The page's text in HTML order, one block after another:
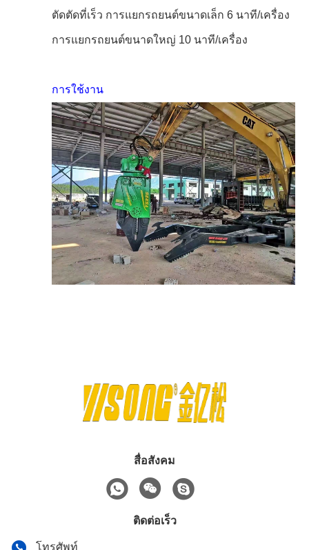
ตัดตัดที่เร็ว การแยกรถยนต์ขนาดเล็ก 6 นาที/เครื่อง
การแยกรถยนต์ขนาดใหญ่ 10 นาที/เครื่อง
การใช้งาน
สื่อสังคม
ติดต่อเร็ว
โทรศัพท์